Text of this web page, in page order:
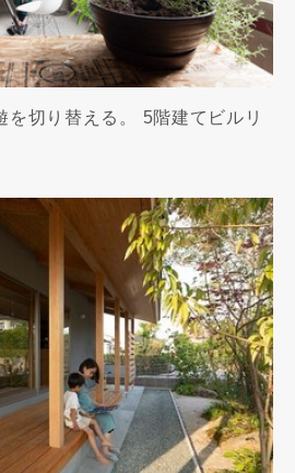
を切り替える。 5階建てビルリ